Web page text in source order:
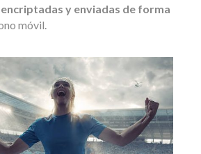
y enviadas de forma
móvil.